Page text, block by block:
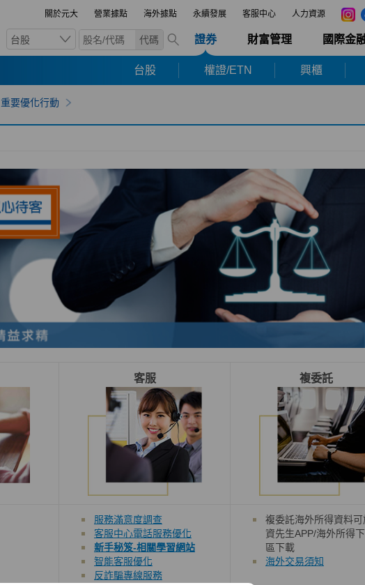
關於元大 營業據點 海外據點 永續發展 客服中心 人力資源
台股 代碼 證券 財富管理 國際金
台股 權證/ETN 興櫃
重要優化行動
客服 複委託
服務滿意度調查
客服中心電話服務優化
新手秘笈-相關學習網站
智能客服優化
反詐騙專線服務
複委託海外所得資料可
資先生APP/海外所得
區下載
海外交易須知